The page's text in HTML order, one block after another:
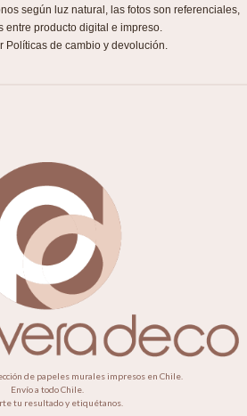
según luz natural, las fotos son referenciales,
entre producto digital e impreso.
Políticas de cambio y devolución.
de papeles murales impresos en Chile.
Envío a todo Chile.
tu resultado y etiquétanos.